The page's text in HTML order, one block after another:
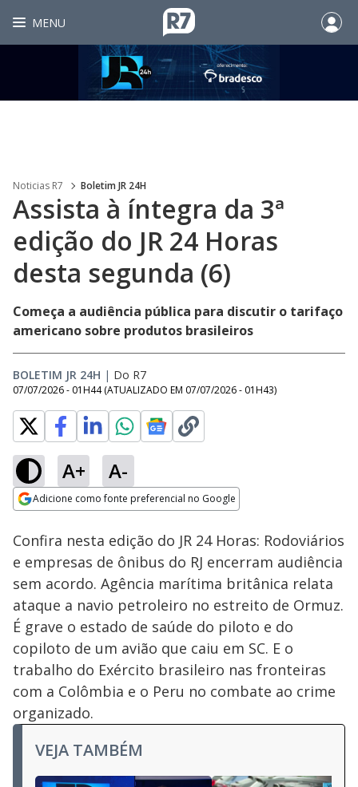
MENU
Noticias R7 Boletim JR 24H
Assista à íntegra da 3ª
edição do JR 24 Horas
desta segunda (6)
Começa a audiência pública para discutir o tarifaço
americano sobre produtos brasileiros
BOLETIM JR 24H | Do R7
07/07/2026 - 01H44 (ATUALIZADO EM 07/07/2026 - 01H43)
A+ A-
Adicione como fonte preferencial no Google
Ativar
Loaded:
4.98%
Confira nesta edição do JR 24 Horas: Rodoviários
e empresas de ônibus do RJ encerram audiência
sem acordo. Agência marítima britânica relata
ataque a navio petroleiro no estreito de Ormuz.
É grave o estado de saúde do piloto e do
copiloto de um avião que caiu em SC. E o
trabalho do Exército brasileiro nas fronteiras
com a Colômbia e o Peru no combate ao crime
organizado.
VEJA TAMBÉM